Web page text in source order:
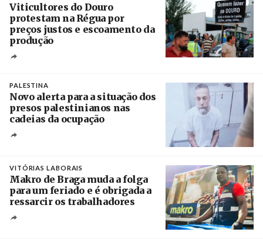
Viticultores do Douro
protestam na Régua por
preços justos e escoamento da
produção
PALESTINA
Novo alerta para a situação dos
presos palestinianos nas
cadeias da ocupação
VITÓRIAS LABORAIS
Makro de Braga muda a folga
para um feriado e é obrigada a
ressarcir os trabalhadores